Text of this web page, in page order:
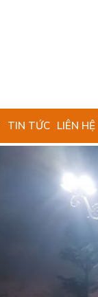
TIN TỨC LIÊN HỆ